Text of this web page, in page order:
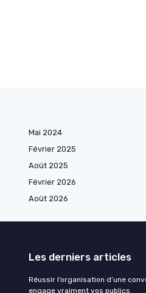
Mai 2024
Février 2025
Août 2025
Février 2026
Août 2026
Les derniers articles
Réussir l’organisation d’une
engage vraiment vos publics